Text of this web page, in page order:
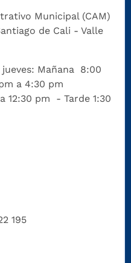
Municipal (CAM)
de Cali - Valle
jueves: Mañana 8:00
a 4:30 pm
12:30 pm - Tarde 1:30
195